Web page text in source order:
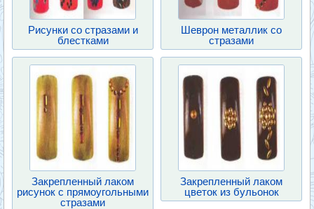
Рисунки со стразами и
блестками
Шеврон металлик со
стразами
Закрепленный лаком
рисунок с прямоугольными
стразами
Закрепленный лаком
цветок из бульонок